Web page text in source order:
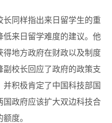
同样指出来日留学生的重
来日留学难度的建议。他
地方政府在财政以及制度
副校长回应了政府的政策支
积极肯定了中国科技部国
国政府应该扩大双边科技合
度。